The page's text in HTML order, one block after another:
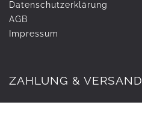
Daten­schutz­erklärung
AGB
Impressum
ZAHLUNG & VERSAND